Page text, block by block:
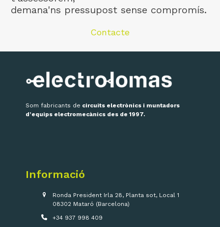
demana'ns pressupost sense compromís.
Contacte
Som fabricants de circuits electrònics i muntadors
d’equips electromecànics des de 1997.
Informació
Ronda President Irla 28, Planta sot, Local 1
08302 Mataró (Barcelona)
+34 937 998 409